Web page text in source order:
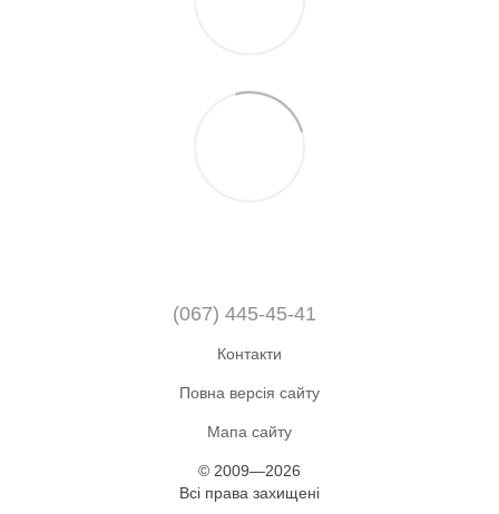
(067) 445-45-41
Контакти
Повна версія сайту
Мапа сайту
© 2009—2026
Всі права захищені